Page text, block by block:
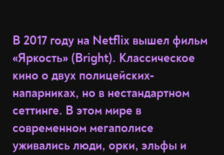
В 2017 году на Netflix вышел фильм
«Яркость» (Bright). Классическое
кино о двух полицейских-
напарниках, но в нестандартном
сеттинге. В этом мире в
современном мегаполисе
уживались люди, орки, эльфы и